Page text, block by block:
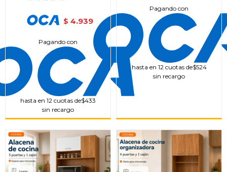
$ 4.939
Pagando con
hasta en 12 cuotas de$433
sin recargo
Pagando con
hasta en 12 cuotas de$524
sin recargo